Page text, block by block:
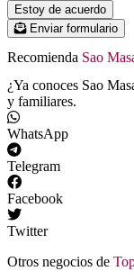
Estoy de acuerdo
Enviar formulario
Recomienda Sao
¿Ya conoces Sao
y familiares.
WhatsApp
Telegram
Facebook
Twitter
Otros negocios de